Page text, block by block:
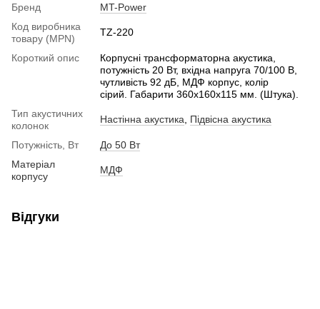
Бренд
MT-Power
Код виробника
товару (MPN)
TZ-220
Короткий опис
Корпусні трансформаторна акустика,
потужність 20 Вт, вхідна напруга 70/100 В,
чутливість 92 дБ, МДФ корпус, колір
сірий. Габарити 360х160х115 мм. (Штука).
Тип акустичних
колонок
Наcтінна акустика Підвісна акустика
Потужність, Вт
До 50 Вт
Матеріал
корпусу
МДФ
Відгуки